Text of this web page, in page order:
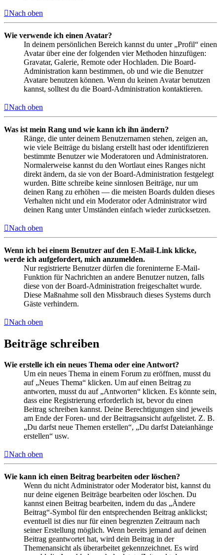
Nach oben
Wie verwende ich einen Avatar?
In deinem persönlichen Bereich kannst du unter „Profil“ einen
Avatar über eine der folgenden vier Methoden hinzufügen:
Gravatar, Galerie, Remote oder Hochladen. Die Board-
Administration kann bestimmen, ob und wie die Benutzer
Avatare benutzen können. Wenn du keinen Avatar benutzen
kannst, solltest du die Board-Administration kontaktieren.
Nach oben
Was ist mein Rang und wie kann ich ihn ändern?
Ränge, die unter deinem Benutzernamen stehen, zeigen an,
wie viele Beiträge du bislang erstellt hast oder identifizieren
bestimmte Benutzer wie Moderatoren und Administratoren.
Normalerweise kannst du den Wortlaut eines Ranges nicht
direkt ändern, da sie von der Board-Administration festgelegt
wurden. Bitte schreibe keine sinnlosen Beiträge, nur um
deinen Rang zu erhöhen — die meisten Boards dulden dieses
Verhalten nicht und ein Moderator oder Administrator wird
deinen Rang unter Umständen einfach wieder zurücksetzen.
Nach oben
Wenn ich bei einem Benutzer auf den E-Mail-Link klicke,
werde ich aufgefordert, mich anzumelden.
Nur registrierte Benutzer dürfen die foreninterne E-Mail-
Funktion für Nachrichten an andere Benutzer nutzen, falls
diese von der Board-Administration freigeschaltet wurde.
Diese Maßnahme soll den Missbrauch dieses Systems durch
Gäste verhindern.
Nach oben
Beiträge schreiben
Wie erstelle ich ein neues Thema oder eine Antwort?
Um ein neues Thema in einem Forum zu eröffnen, musst du
auf „Neues Thema“ klicken. Um auf einen Beitrag zu
antworten, musst du auf „Antworten“ klicken. Es könnte sein,
dass eine Registrierung erforderlich ist, bevor du einen
Beitrag schreiben kannst. Deine Berechtigungen sind jeweils
am Ende der Foren- und der Beitragsansicht aufgelistet. Z. B.
„Du darfst neue Themen erstellen“, „Du darfst Dateianhänge
erstellen“ usw.
Nach oben
Wie kann ich einen Beitrag bearbeiten oder löschen?
Wenn du nicht Administrator oder Moderator bist, kannst du
nur deine eigenen Beiträge bearbeiten oder löschen. Du
kannst einen Beitrag bearbeiten, indem du das „Ändere
Beitrag“-Symbol für den entsprechenden Beitrag anklickst;
eventuell ist dies nur für einen begrenzten Zeitraum nach
seiner Erstellung möglich. Wenn bereits jemand auf deinen
Beitrag geantwortet hat, wird dein Beitrag in der
Themenansicht als überarbeitet gekennzeichnet. Es wird